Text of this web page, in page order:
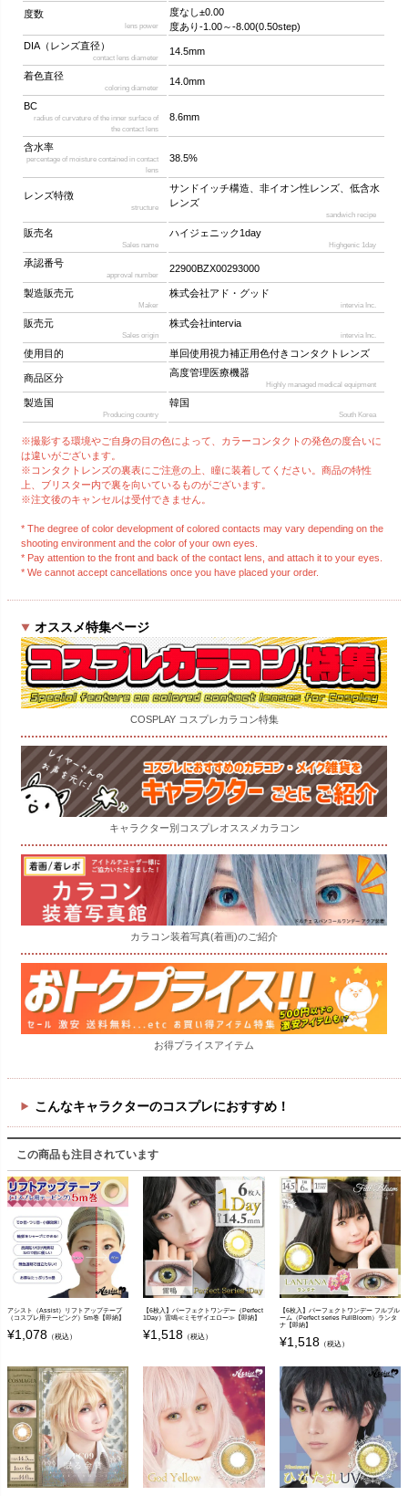
度数
lens power
度なし±0.00
度あり-1.00～-8.00(0.50step)
DIA（レンズ直径）
contact lens diameter
14.5mm
着色直径
coloring diameter
14.0mm
BC
radius of curvature of the inner surface of
the contact lens
8.6mm
含水率
percentage of moisture contained in contact
lens
38.5%
レンズ特徴
structure
サンドイッチ構造、非イオン性レンズ、低含水
レンズ
sandwich recipe
販売名
Sales name
ハイジェニック1day
Highgenic 1day
承認番号
approval number
22900BZX00293000
製造販売元
Maker
株式会社アド・グッド
intervia Inc.
販売元
Sales origin
株式会社intervia
intervia Inc.
使用目的 単回使用視力補正用色付きコンタクトレンズ
商品区分 高度管理医療機器
Highly managed medical equipment
製造国
Producing country
韓国
South Korea
※撮影する環境やご自身の目の色によって、カラーコンタクトの発色の度合いに
は違いがございます。
※コンタクトレンズの裏表にご注意の上、瞳に装着してください。商品の特性
上、ブリスター内で裏を向いているものがございます。
※注文後のキャンセルは受付できません。
* The degree of color development of colored contacts may vary depending on the
shooting environment and the color of your own eyes.
* Pay attention to the front and back of the contact lens, and attach it to your eyes.
* We cannot accept cancellations once you have placed your order.
オススメ特集ページ
COSPLAY コスプレカラコン特集
キャラクター別コスプレオススメカラコン
カラコン装着写真(着画)のご紹介
お得プライスアイテム
こんなキャラクターのコスプレにおすすめ！
この商品も注目されています
アシスト（Assist）リフトアップテープ
（コスプレ用テーピング）5m巻【即納】
¥1,078 （税込）
【6枚入】パーフェクトワンデー（Perfect
1Day）雷鳴≪ミモザイエロー≫【即納】
¥1,518 （税込）
【6枚入】パーフェクトワンデー フルブル
ーム（Perfect series FullBloom）ランタ
ナ【即納】
¥1,518（税込）